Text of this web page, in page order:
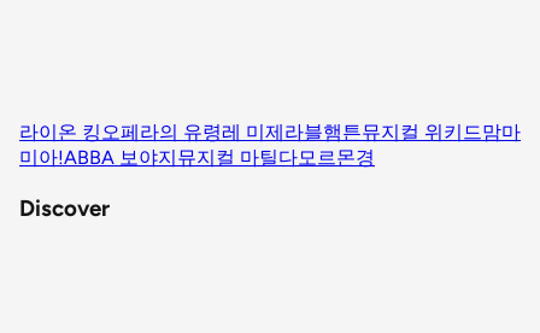
라이온 킹오페라의 유령레 미제라블햄튼뮤지컬 위키드맘마
미아!ABBA 보야지 뮤지컬 마틸다모르몬경
Discover